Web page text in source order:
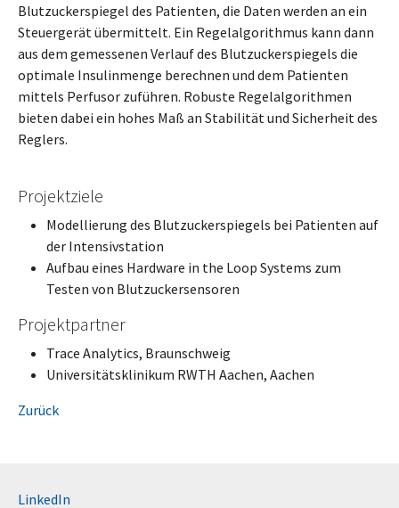
Blutzuckerspiegel des Patienten, die Daten werden an ein
Steuergerät übermittelt. Ein Regelalgorithmus kann dann
aus dem gemessenen Verlauf des Blutzuckerspiegels die
optimale Insulinmenge berechnen und dem Patienten
mittels Perfusor zuführen. Robuste Regelalgorithmen
bieten dabei ein hohes Maß an Stabilität und Sicherheit des
Reglers.
Projektziele
Modellierung des Blutzuckerspiegels bei Patienten auf
der Intensivstation
Aufbau eines Hardware in the Loop Systems zum
Testen von Blutzuckersensoren
Projektpartner
Trace Analytics, Braunschweig
Universitätsklinikum RWTH Aachen, Aachen
Zurück
LinkedIn